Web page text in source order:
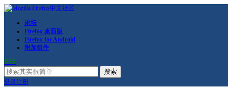
论坛
Firefox 桌面版
Firefox for Android
附加组件
RSS
搜索
登录注册